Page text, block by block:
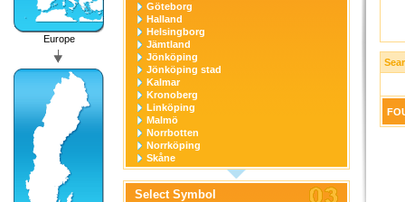
Europe
Göteborg
Halland
Helsingborg
Jämtland
Jönköping
Jönköping stad
Kalmar
Kronoberg
Linköping
Malmö
Norrbotten
Norrköping
Skåne
Stockholm
Stockholm stad
Södermanland
Select Symbol